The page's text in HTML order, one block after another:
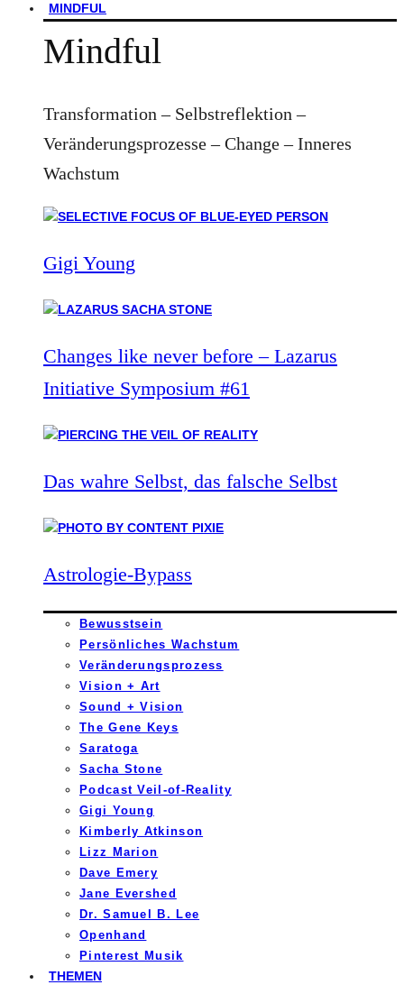
MINDFUL
Mindful
Transformation – Selbstreflektion –
Veränderungsprozesse – Change – Inneres
Wachstum
Gigi Young
Changes like never before – Lazarus
Initiative Symposium #61
Das wahre Selbst, das falsche Selbst
Astrologie-Bypass
Bewusstsein
Persönliches Wachstum
Veränderungsprozess
Vision + Art
Sound + Vision
The Gene Keys
Saratoga
Sacha Stone
Podcast Veil-of-Reality
Gigi Young
Kimberly Atkinson
Lizz Marion
Dave Emery
Jane Evershed
Dr. Samuel B. Lee
Openhand
Pinterest Musik
THEMEN